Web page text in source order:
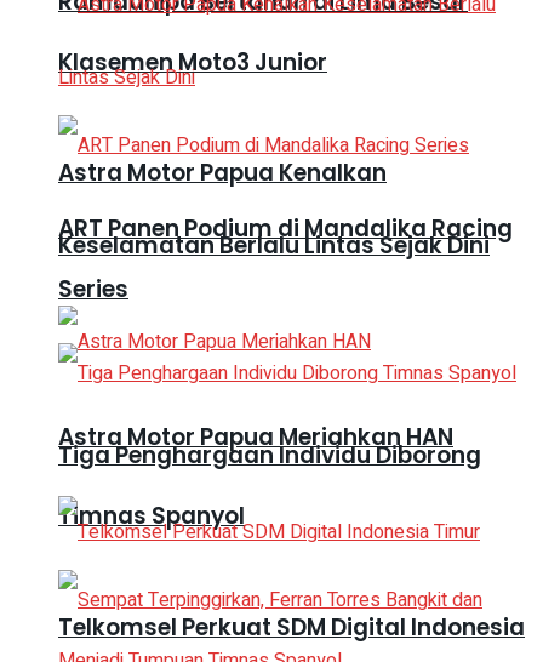
Klasemen Moto3 Junior
ART Panen Podium di Mandalika Racing
Series
Tiga Penghargaan Individu Diborong
Timnas Spanyol
Astra Motor Papua Kenalkan
Keselamatan Berlalu Lintas Sejak Dini
Astra Motor Papua Meriahkan HAN
Telkomsel Perkuat SDM Digital Indonesia